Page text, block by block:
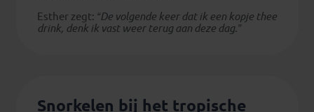
Esther zegt: “De volgende keer dat ik een kopje thee
drink, denk ik vast weer terug aan deze dag.”
Snorkelen bij het tropische